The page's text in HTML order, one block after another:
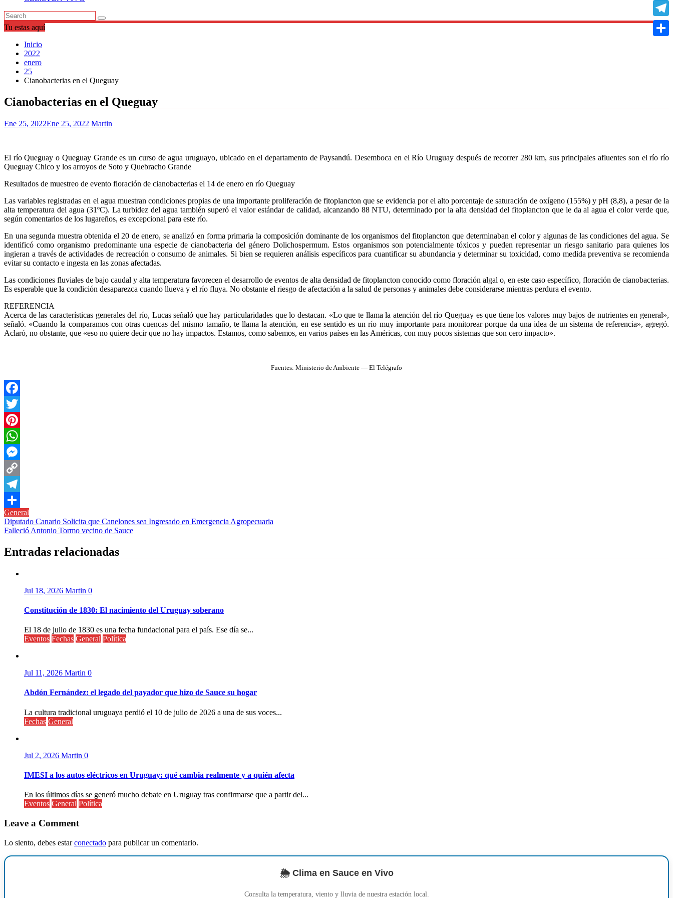
Tu estas aquí
Inicio
2022
enero
25
Cianobacterias en el Queguay
Cianobacterias en el Queguay
Ene 25, 2022Ene 25, 2022 Martin
El río Queguay o Queguay Grande es un curso de agua uruguayo, ubicado en el departamento de Paysandú. Desemboca en el Río Uruguay después de recorrer 280 km, sus principales afluentes son el río río
Queguay Chico y los arroyos de Soto y Quebracho Grande
Resultados de muestreo de evento floración de cianobacterias el 14 de enero en río Queguay
Las variables registradas en el agua muestran condiciones propias de una importante proliferación de fitoplancton que se evidencia por el alto porcentaje de saturación de oxígeno (155%) y pH (8,8), a pesar de la
alta temperatura del agua (31ºC). La turbidez del agua también superó el valor estándar de calidad, alcanzando 88 NTU, determinado por la alta densidad del fitoplancton que le da al agua el color verde que,
según comentarios de los lugareños, es excepcional para este río.
En una segunda muestra obtenida el 20 de enero, se analizó en forma primaria la composición dominante de los organismos del fitoplancton que determinaban el color y algunas de las condiciones del agua. Se
identificó como organismo predominante una especie de cianobacteria del género Dolichospermum. Estos organismos son potencialmente tóxicos y pueden representar un riesgo sanitario para quienes los
ingieran a través de actividades de recreación o consumo de animales. Si bien se requieren análisis específicos para cuantificar su abundancia y determinar su toxicidad, como medida preventiva se recomienda
evitar su contacto e ingesta en las zonas afectadas.
Las condiciones fluviales de bajo caudal y alta temperatura favorecen el desarrollo de eventos de alta densidad de fitoplancton conocido como floración algal o, en este caso específico, floración de cianobacterias.
Es esperable que la condición desaparezca cuando llueva y el río fluya. No obstante el riesgo de afectación a la salud de personas y animales debe considerarse mientras perdura el evento.
REFERENCIA
Acerca de las características generales del río, Lucas señaló que hay particularidades que lo destacan. «Lo que te llama la atención del río Queguay es que tiene los valores muy bajos de nutrientes en general»,
señaló. «Cuando la comparamos con otras cuencas del mismo tamaño, te llama la atención, en ese sentido es un río muy importante para monitorear porque da una idea de un sistema de referencia», agregó.
Aclaró, no obstante, que «eso no quiere decir que no hay impactos. Estamos, como sabemos, en varios países en las Américas, con muy pocos sistemas que son cero impacto».
Fuentes: Ministerio de Ambiente — El Telégrafo
Facebook
Twitter
Pinterest
WhatsApp
Messenger
Copy
Link
Telegram
Compartir
General
Navegación
de
entradas
Diputado Canario Solicita que Canelones sea Ingresado en Emergencia Agropecuaria
Falleció Antonio Tormo vecino de Sauce
Entradas relacionadas
Jul 18, 2026 Martin 0
Constitución de 1830: El nacimiento del Uruguay soberano
El 18 de julio de 1830 es una fecha fundacional para el país. Ese día se...
Eventos Fechas General Política
Jul 11, 2026 Martin 0
Abdón Fernández: el legado del payador que hizo de Sauce su hogar
La cultura tradicional uruguaya perdió el 10 de julio de 2026 a una de sus voces...
Fechas General
Jul 2, 2026 Martin 0
IMESI a los autos eléctricos en Uruguay: qué cambia realmente y a quién afecta
En los últimos días se generó mucho debate en Uruguay tras confirmarse que a partir del...
Eventos General Política
Leave a Comment
Lo siento, debes estarconectado para publicar un comentario.
🌦️ Clima en Sauce en Vivo
Consulta la temperatura, viento y lluvia de nuestra estación local.
Copy
Link